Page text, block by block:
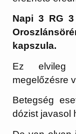
Napi 3 RG
kapszula.
Ez elvileg
megelőzésre
Betegség
dózist javasol